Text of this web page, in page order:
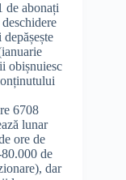
de abonați
obișnuiesc
6708
lunar
ore de
de
dar